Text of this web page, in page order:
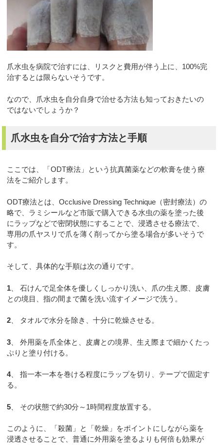
爪水虫を病院で治すには、リスクと費用が伴う上に、100%完
治するとは限らないそうです。
なので、爪水虫を自分自身で治せる方法も知っておきたいの
ではないでしょうか？
爪水虫を自分で治す方法と手順
ここでは、「ODT療法」という抗真菌薬などの軟膏を使う療
法をご紹介します。
ODT療法とは、Occlusive Dressing Technique（密封療法）の
略で、ラミシールなど市販で購入できる水虫の薬を塗った後
にラップなどで密閉状態にすることで、浸透させる療法で、
専用の爪ヤスリで爪を薄く削ってから塗る場合が多いそうで
す。
そして、具体的な手順は次の通りです。
1 、 石けんで足全体を優しくしっかり洗い、爪の生え際、皮膚
との境目、指の間まで菌を洗い流すイメージで洗う。
2 、 タオルで水分を除き、十分に乾燥させる。
3 、 外用薬を爪全体と、皮膚との境界、生え際まで細かくたっ
ぷりと塗り付ける。
4、 指一本一本を巻ける程度にラップを切り、テープで固定す
る。
5 、 その状態で約30分～1時間程度放置する。
このように、「殺菌」と「乾燥」をポイントにしながら薬を
浸透させることで、普通に外用薬を塗るよりも何倍も効果が